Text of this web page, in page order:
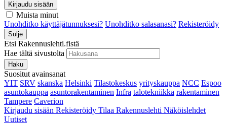
Kirjaudu sisään
Muista minut
Unohditko käyttäjätunnuksesi? Unohditko salasanasi? Rekisteröidy
Sulje
Etsi Rakennuslehti.fistä
Hae tältä sivustolta
Haku
Suositut avainsanat
YIT SRV skanska Helsinki Tilastokeskus yrityskauppa NCC Espoo
asuntokauppa asuntorakentaminen Infra talotekniikka rakentaminen
Tampere Caverion
Kirjaudu sisään Rekisteröidy Tilaa Rakennuslehti Näköislehdet
Uutiset